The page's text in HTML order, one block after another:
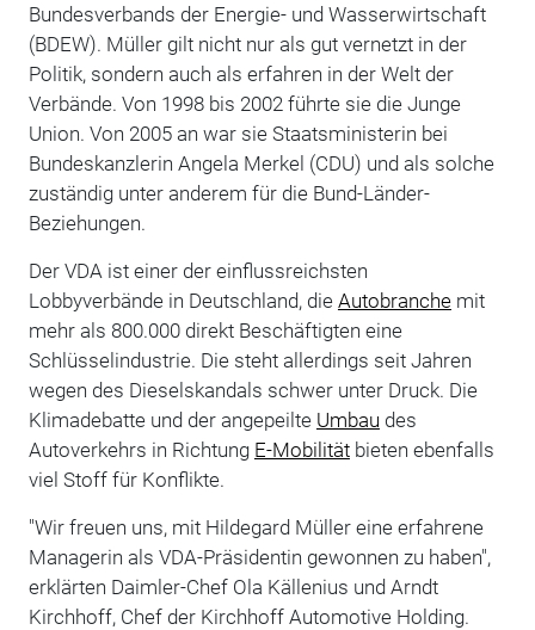
Bundesverbands der Energie- und Wasserwirtschaft
(BDEW). Müller gilt nicht nur als gut vernetzt in der
Politik, sondern auch als erfahren in der Welt der
Verbände. Von 1998 bis 2002 führte sie die Junge
Union. Von 2005 an war sie Staatsministerin bei
Bundeskanzlerin Angela Merkel (CDU) und als solche
zuständig unter anderem für die Bund-Länder-
Beziehungen.
Der VDA ist einer der einflussreichsten
Lobbyverbände in Deutschland, die Autobranchemit
mehr als 800.000 direkt Beschäftigten eine
Schlüsselindustrie. Die steht allerdings seit Jahren
wegen des Dieselskandals schwer unter Druck. Die
Klimadebatte und der angepeilte Umbau des
Autoverkehrs in Richtung E-Mobilitätbieten ebenfalls
viel Stoff für Konflikte.
"Wir freuen uns, mit Hildegard Müller eine erfahrene
Managerin als VDA-Präsidentin gewonnen zu haben",
erklärten Daimler-Chef Ola Källenius und Arndt
Kirchhoff, Chef der Kirchhoff Automotive Holding.